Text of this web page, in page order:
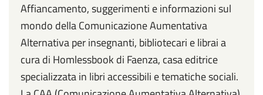
Affiancamento, suggerimenti e informazioni sul
mondo della Comunicazione Aumentativa
Alternativa per insegnanti, bibliotecari e librai a
cura di Homlessbook di Faenza, casa editrice
specializzata in libri accessibili e tematiche sociali.